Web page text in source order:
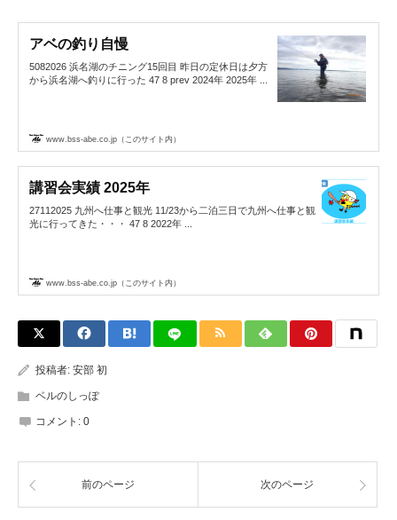
アベの釣り自慢
5082026 浜名湖のチニング15回目 昨日の定休日は夕方
から浜名湖へ釣りに行った 47 8 prev 2024年 2025年 ...
www.bss-abe.co.jp（このサイト内）
講習会実績 2025年
27112025 九州へ仕事と観光 11/23から二泊三日で九州へ仕事と観
光に行ってきた・・・ 47 8 2022年 ...
www.bss-abe.co.jp（このサイト内）
投稿者: 安部 初
ベルのしっぽ
コメント: 0
前のページ 次のページ